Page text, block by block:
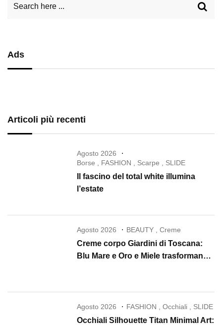
Ads
Articoli più recenti
Agosto 2026
Borse
FASHION Scarpe SLIDE
Il fascino del total white illumina
l’estate
Agosto 2026 BEAUTY ,Creme
Creme corpo Giardini di Toscana:
Blu Mare e Oro e Miele trasformano
Agosto 2026 FASHION ,Occhiali SLIDE
Occhiali Silhouette Titan Minimal Art: